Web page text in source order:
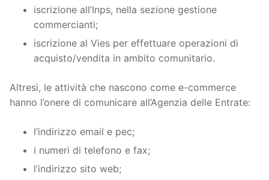
iscrizione all’Inps, nella sezione gestione
commercianti;
iscrizione al Vies per effettuare operazioni di
acquisto/vendita in ambito comunitario.
Altresì, le attività che nascono come e-commerce
hanno l’onere di comunicare all’Agenzia delle Entrate:
l’indirizzo email e pec;
i numeri di telefono e fax;
l’indirizzo sito web;